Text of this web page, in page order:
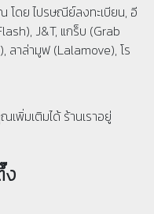
โดย ไปรษณีย์ลงทะเบียน, อี
J&T, แกร็บ (Grab
ลาล่ามูฟ (Lalamove), โร
เพิ่มเติมได้ ร้านเราอยู่
ง